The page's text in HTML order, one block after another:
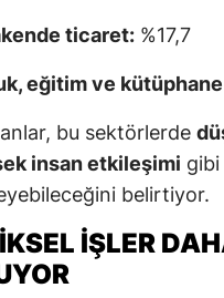
ticaret: %17,7
eğitim ve
bu sektörlerde
insan etkileşimi gibi
belirtiyor.
İŞLER